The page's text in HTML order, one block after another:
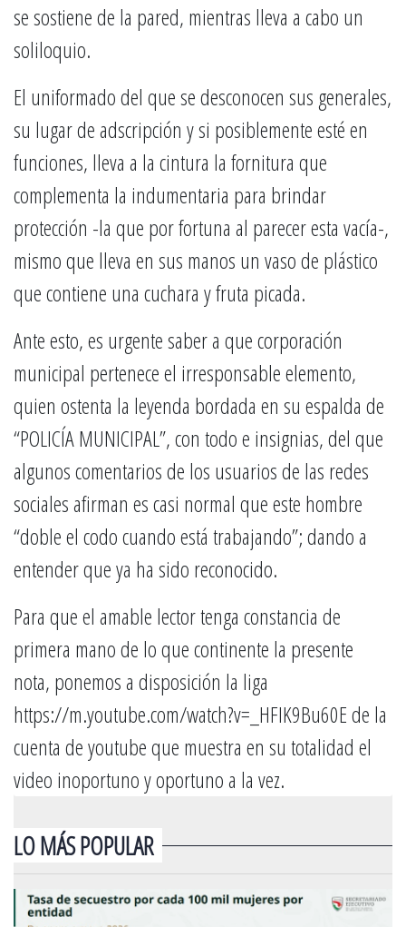
se sostiene de la pared, mientras lleva a cabo un
soliloquio.
El uniformado del que se desconocen sus generales,
su lugar de adscripción y si posiblemente esté en
funciones, lleva a la cintura la fornitura que
complementa la indumentaria para brindar
protección -la que por fortuna al parecer esta vacía-,
mismo que lleva en sus manos un vaso de plástico
que contiene una cuchara y fruta picada.
Ante esto, es urgente saber a que corporación
municipal pertenece el irresponsable elemento,
quien ostenta la leyenda bordada en su espalda de
“POLICÍA MUNICIPAL”, con todo e insignias, del que
algunos comentarios de los usuarios de las redes
sociales afirman es casi normal que este hombre
“doble el codo cuando está trabajando”; dando a
entender que ya ha sido reconocido.
Para que el amable lector tenga constancia de
primera mano de lo que continente la presente
nota, ponemos a disposición la liga
https://m.youtube.com/watch?v=_HFIK9Bu60E de la
cuenta de youtube que muestra en su totalidad el
video inoportuno y oportuno a la vez.
LO MÁS POPULAR